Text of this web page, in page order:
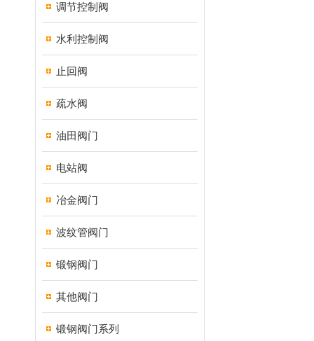
调节控制阀
水利控制阀
止回阀
疏水阀
油田阀门
电站阀
冶金阀门
波纹管阀门
锻钢阀门
其他阀门
锻钢阀门系列